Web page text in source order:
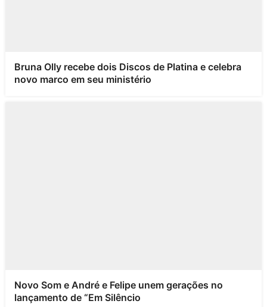
Bruna Olly recebe dois Discos de Platina e celebra
novo marco em seu ministério
Novo Som e André e Felipe unem gerações no
lançamento de “Em Silêncio